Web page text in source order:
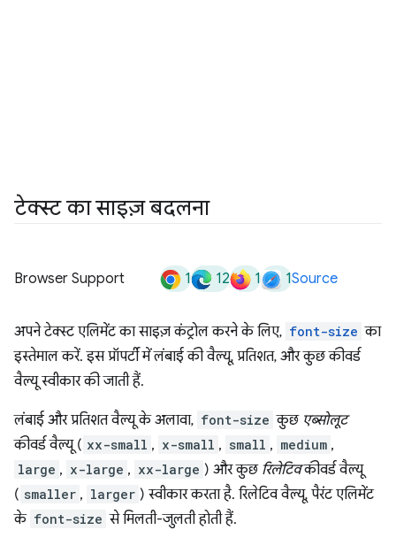
टेक्स्ट का साइज़ बदलना
Browser Support 1 12 1 1Source
अपने टेक्स्ट एलिमेंट का साइज़ कंट्रोल करने के लिए, font-size का
इस्तेमाल करें. इस प्रॉपर्टी में लंबाई की वैल्यू, प्रतिशत, और कुछ कीवर्ड
वैल्यू स्वीकार की जाती हैं.
लंबाई और प्रतिशत वैल्यू के अलावा, font-size कुछ एब्सोलूट
कीवर्ड वैल्यू ( xx-small , x-small , small , medium ,
large , x-large , xx-large ) और कुछ रिलेटिवकीवर्ड वैल्यू
( smaller , larger ) स्वीकार करता है. रिलेटिव वैल्यू, पैरंट एलिमेंट
के font-size से मिलती-जुलती होती हैं.